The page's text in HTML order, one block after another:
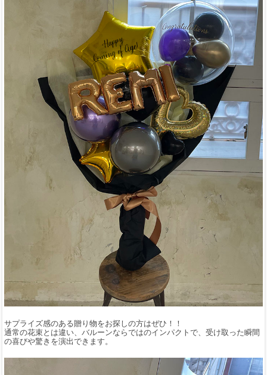
サプライズ感のある贈り物をお探しの方はぜひ！！
通常の花束とは違い、バルーンならではのインパクトで、受け取った瞬間
の喜びや驚きを演出できます。